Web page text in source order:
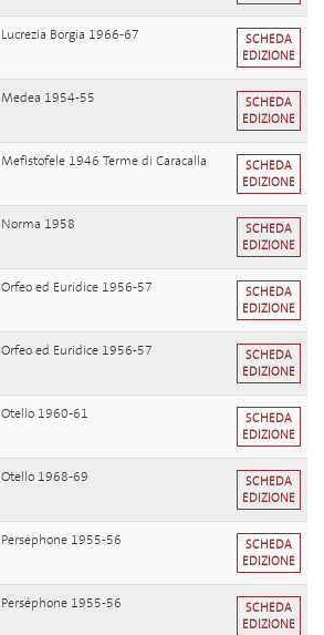
Lucrezia Borgia 1966-67
SCHEDA
EDIZIONE
Medea 1954-55
SCHEDA
EDIZIONE
Mefistofele 1946 Terme di Caracalla
SCHEDA
EDIZIONE
Norma 1958
SCHEDA
EDIZIONE
Orfeo ed Euridice 1956-57
SCHEDA
EDIZIONE
Orfeo ed Euridice 1956-57
SCHEDA
EDIZIONE
Otello 1960-61
SCHEDA
EDIZIONE
Otello 1968-69
SCHEDA
EDIZIONE
Perséphone 1955-56
SCHEDA
EDIZIONE
Perséphone 1955-56
SCHEDA
EDIZIONE